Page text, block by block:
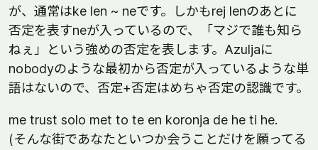
が、通常はke len ~ neです。しかもrej lenのあとに
否定を表すneが入っているので、「マジで誰も知ら
ねぇ」という強めの否定を表します。Azuljaに
nobodyのような最初から否定が入っているような単
語はないので、否定+否定はめちゃ否定の認識です。
me trust solo met to te en koronja de he ti he.
(そんな街であなたといつか会うことだけを願ってる